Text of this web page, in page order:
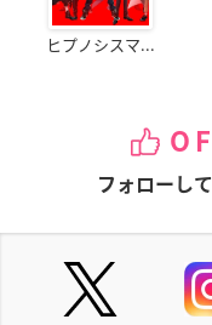
ヒプノシスマ...
フォローし